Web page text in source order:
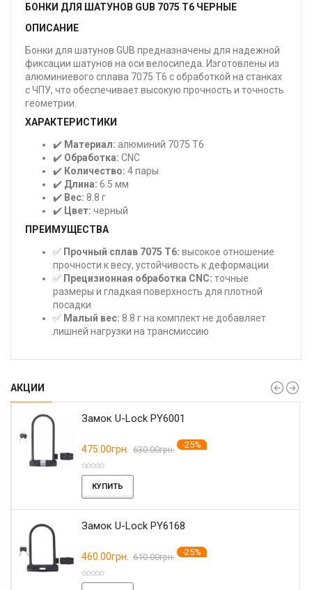
БОНКИ ДЛЯ ШАТУНОВ GUB 7075 T6 ЧЕРНЫЕ
ОПИСАНИЕ
Бонки для шатунов GUB предназначены для надежной
фиксации шатунов на оси велосипеда. Изготовлены из
алюминиевого сплава 7075 T6 с обработкой на станках
с ЧПУ, что обеспечивает высокую прочность и точность
геометрии.
ХАРАКТЕРИСТИКИ
✔️ Материал: алюминий 7075 T6
✔️ Обработка: CNC
✔️ Количество: 4 пары
✔️ Длина: 6.5 мм
✔️ Вес: 8.8 г
✔️ Цвет: черный
ПРЕИМУЩЕСТВА
✅ Прочный сплав 7075 T6: высокое отношение
прочности к весу, устойчивость к деформации
✅ Прецизионная обработка CNC: точные
размеры и гладкая поверхность для плотной
посадки
✅ Малый вес: 8.8 г на комплект не добавляет
лишней нагрузки на трансмиссию
АКЦИИ
Замок U-Lock PY6001
475.00грн. 630.00грн. -25%
КУПИТЬ
Замок U-Lock PY6168
460.00грн. 610.00грн. -25%